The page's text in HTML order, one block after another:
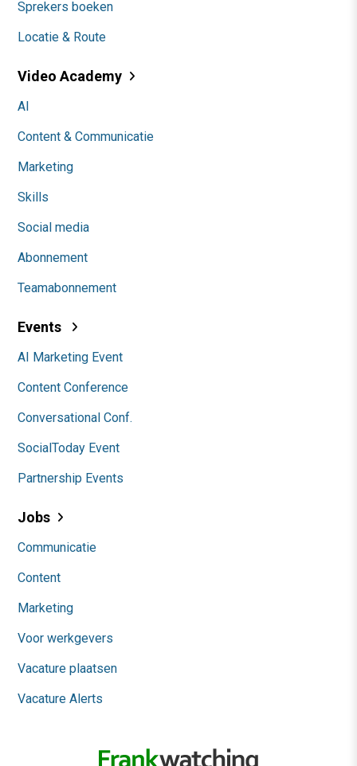
Sprekers boeken
Locatie & Route
Video Academy
AI
Content & Communicatie
Marketing
Skills
Social media
Abonnement
Teamabonnement
Events
AI Marketing Event
Content Conference
Conversational Conf.
SocialToday Event
Partnership Events
Jobs
Communicatie
Content
Marketing
Voor werkgevers
Vacature plaatsen
Vacature Alerts